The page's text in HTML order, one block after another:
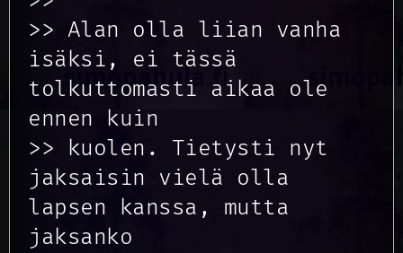
>> Alan olla liian vanha
isäksi, ei tässä
tolkuttomasti aikaa ole
ennen kuin
>> kuolen. Tietysti nyt
jaksaisin vielä olla
lapsen kanssa, mutta
jaksanko